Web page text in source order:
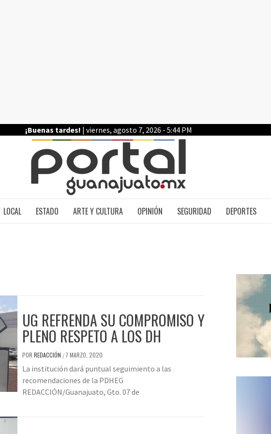
¡Buenas tardes! | viernes, agosto 7, 2026 - 5:44 PM
LOCAL ESTADO ARTE Y CULTURA OPINIÓN SEGURIDAD DEPORTES
UG REFRENDA SU COMPROMISO Y
PLENO RESPETO A LOS DH
POR REDACCIÓN / 7 MARZO, 2020
La institución dará puntual seguimiento a las
recomendaciones de la PDHEG
REDACCIÓN/Guanajuato, Gto. 07 de